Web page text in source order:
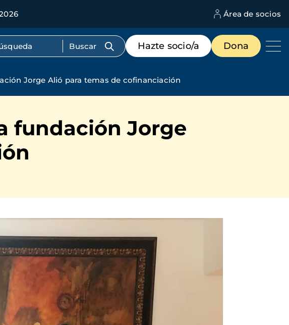
Área de socios
Menú
de
destacados
Hazte socio/a Dona
Jorge Alió para temas de cofinanciación
fundación Jorge